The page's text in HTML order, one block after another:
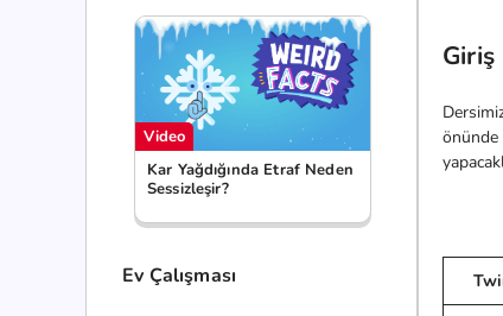
Video
Kar Yağdığında Etraf Neden
Sessizleşir?
Ev Çalışması
Giriş
önünde